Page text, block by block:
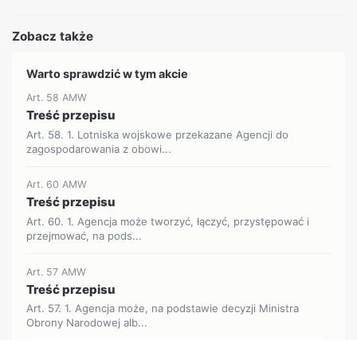
Zobacz także
Warto sprawdzić w tym akcie
Art. 58 AMW
Treść przepisu
Art. 58. 1. Lotniska wojskowe przekazane Agencji do
zagospodarowania z obowi...
Art. 60 AMW
Treść przepisu
Art. 60. 1. Agencja może tworzyć, łączyć, przystępować i
przejmować, na pods...
Art. 57 AMW
Treść przepisu
Art. 57. 1. Agencja może, na podstawie decyzji Ministra
Obrony Narodowej alb...